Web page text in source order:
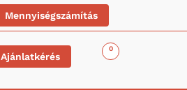
Mennyiségszámítás
Ajánlatkérés
0